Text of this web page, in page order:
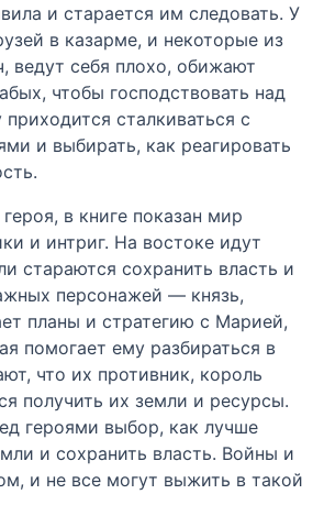
и старается им следовать. У
в казарме, и некоторые из
ведут себя плохо, обижают
чтобы господствовать над
сталкиваться с
и выбирать, как реагировать
в книге показан мир
и интриг. На востоке идут
стараются сохранить власть и
персонажей — князь,
планы и стратегию с Марией,
помогает ему разбираться в
что их противник, король
получить их земли и ресурсы.
героями выбор, как лучше
и сохранить власть. Войны и
и не все могут выжить в такой